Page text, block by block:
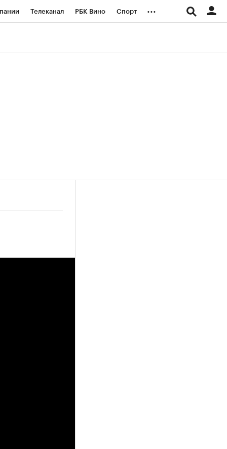
Телеканал РБК Вино Спорт ...